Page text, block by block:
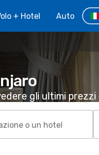
+ Hotel Auto
gli ultimi
o un hotel